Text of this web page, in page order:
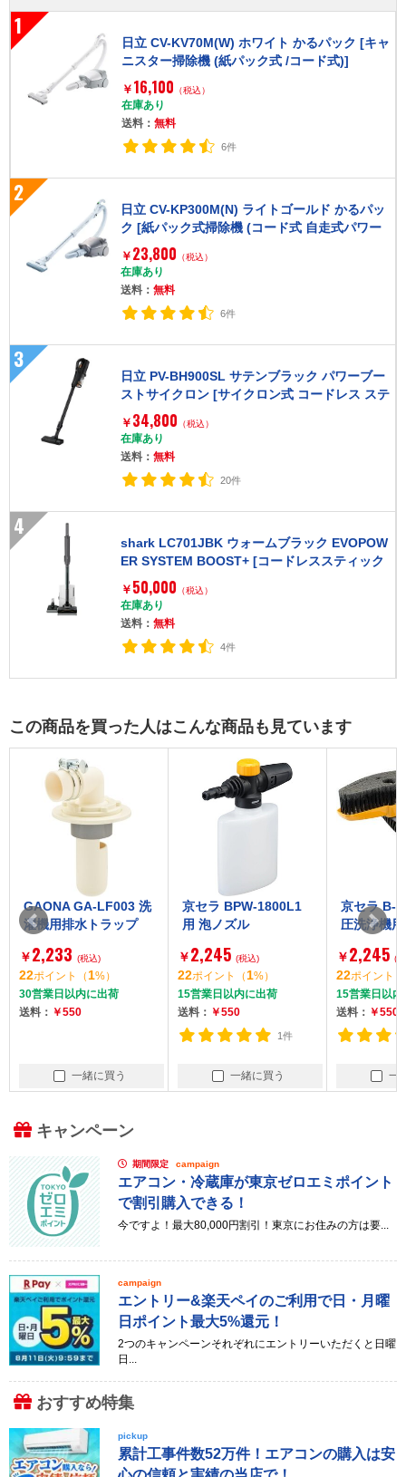
1
日立 CV-KV70M(W) ホワイト かるパック [キャ
ニスター掃除機 (紙パック式 /コード式)]
￥ 16,100 （税込）
在庫あり
送料：無料
6件
2
日立 CV-KP300M(N) ライトゴールド かるパッ
ク [紙パック式掃除機 (コード式 自走式パワー
ブラシタイプ)]
￥ 23,800 （税込）
在庫あり
送料：無料
6件
3
日立 PV-BH900SL サテンブラック パワーブー
ストサイクロン [サイクロン式 コードレス ステ
ィッククリーナー]
￥ 34,800 （税込）
在庫あり
送料：無料
20件
4
shark LC701JBK ウォームブラック EVOPOW
ER SYSTEM BOOST+ [コードレススティック
クリーナー]
￥ 50,000 （税込）
在庫あり
送料：無料
4件
この商品を買った人はこんな商品も見ています
GAONA GA-LF003 洗
濯機用排水トラップ
￥2,233 (税込)
22ポイント （ 1%）
30営業日以内に出荷
送料： ￥550
一緒に買う
京セラ BPW-1800L1
用 泡ノズル
￥2,245 (税込)
22ポイント （ 1%）
15営業日以内に出荷
送料： ￥550
1件
一緒に買う
京セラ B-
圧洗浄機
￥2,245 (
22ポイント
15営業日以内
送料： ￥550
一
キャンペーン
期間限定 campaign
エアコン・冷蔵庫が東京ゼロエミポイント
で割引購入できる！
今ですよ！最大80,000円割引！東京にお住みの方は要...
campaign
エントリー&楽天ペイのご利用で日・月曜
日ポイント最大5%還元！
2つのキャンペーンそれぞれにエントリーいただくと日曜
日...
おすすめ特集
pickup
累計工事件数52万件！エアコンの購入は安